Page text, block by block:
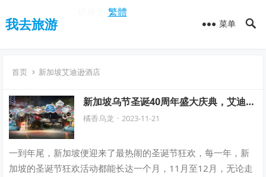
繁體
我去旅游 菜单
首页 新加坡艾迪逊酒店
新加坡乌节圣诞40周年盛大庆典，艾迪逊
本月盛大开业！畅享潮流狂欢，尊享双豪
华住宿体验！
橘香乌龙 · 2023-11-21
一到年尾，新加坡便迎来了最热闹的圣诞节狂欢，每一年，新
加坡的圣诞节狂欢活动都能长达一个月，11月至12月，无论走